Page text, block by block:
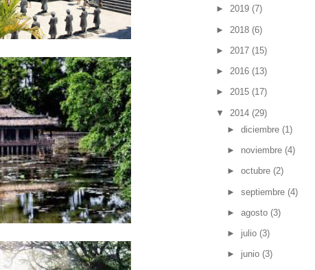
► 2019 (7)
► 2018 (6)
► 2017 (15)
► 2016 (13)
► 2015 (17)
▼ 2014 (29)
► diciembre (1)
► noviembre (4)
► octubre (2)
► septiembre (4)
► agosto (3)
► julio (3)
► junio (3)